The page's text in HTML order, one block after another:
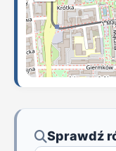
Sprawdź